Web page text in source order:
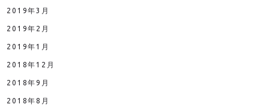
2019年3月
2019年2月
2019年1月
2018年12月
2018年9月
2018年8月